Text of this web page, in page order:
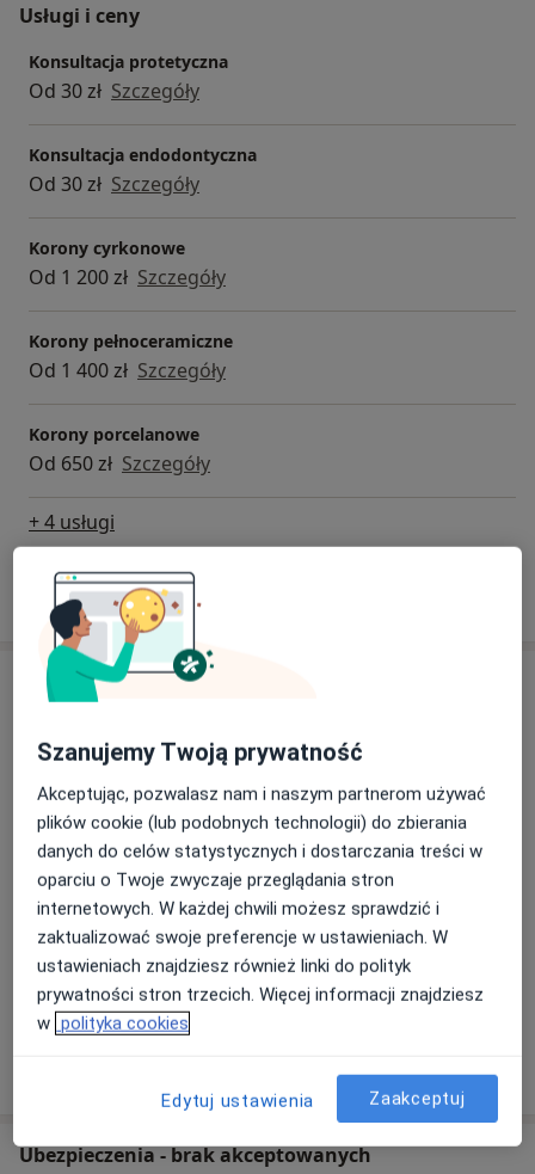
Usługi i ceny
Konsultacja protetyczna
Od 30 zł Szczegóły
Konsultacja endodontyczna
Od 30 zł Szczegóły
Korony cyrkonowe
Od 1 200 zł Szczegóły
Korony pełnoceramiczne
Od 1 400 zł Szczegóły
Korony porcelanowe
Od 650 zł Szczegóły
+ 4 usługi
W jaki sposób ustalane są ceny?
Adres
Stomatologia Rodzinna Bryzgalski
Gałeczki 30, 41-500 Chorzów
Powiększ mapęotwiera się w nowej karcie
Dostępność
W tym gabinecie nie można umawiać wizyt przez
internet
Co mam zrobić w tej sytuacji?
o adresie
Ubezpieczenia - brak akceptowanych
Szanujemy Twoją prywatność
Akceptując, pozwalasz nam i naszym partnerom używać
plików cookie (lub podobnych technologii) do zbierania
danych do celów statystycznych i dostarczania treści w
oparciu o Twoje zwyczaje przeglądania stron
internetowych. W każdej chwili możesz sprawdzić i
zaktualizować swoje preferencje w ustawieniach. W
ustawieniach znajdziesz również linki do polityk
prywatności stron trzecich. Więcej informacji znajdziesz
w polityka cookies
Edytuj ustawienia Zaakceptuj